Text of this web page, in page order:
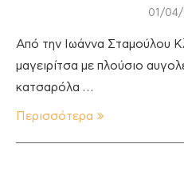
01/
Από την Ιωάννα Σταμούλου
μαγειρίτσα με πλούσιο
κατσαρόλα …
Περισσότερα